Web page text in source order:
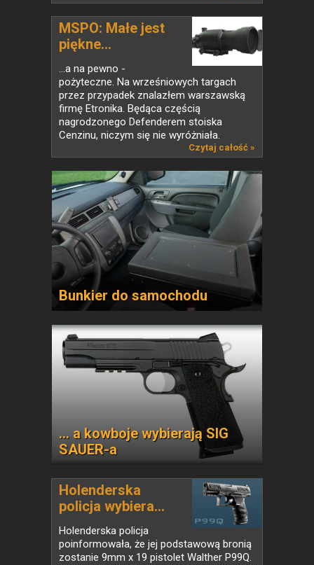
MSPO: Małe jest
piękne…
…a na pewno -
pożyteczne. Na wrześniowych targach
przez przypadek znalazłem warszawską
firmę Etronika. Będąca częścią
nagrodzonego Defenderem stoiska
Cenzinu, niczym się nie wyróżniała.
Czytaj całość »
Bunkier do samochodu
... a kowboje wybierają SIG
SAUER-a
Holenderska
policja wybiera...
Holenderska policja
poinformowała, że jej podstawową bronią
zostanie 9mm x 19 pistolet Walther P99Q.